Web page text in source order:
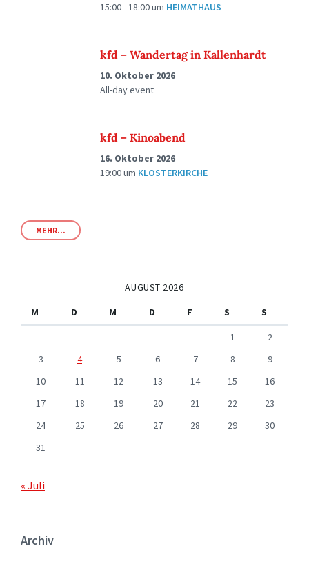
15:00 - 18:00um HEIMATHAUS
kfd – Wandertag in Kallenhardt
10. Oktober 2026
All-day event
kfd – Kinoabend
16. Oktober 2026
19:00um KLOSTERKIRCHE
MEHR...
AUGUST 2026
M
D M D F S
S
1
2
3
4 5 6 7 8
9
10
11 12 13 14 15
16
17
18 19 20 21 22
23
24
25 26 27 28 29
30
31
« Juli
Archiv